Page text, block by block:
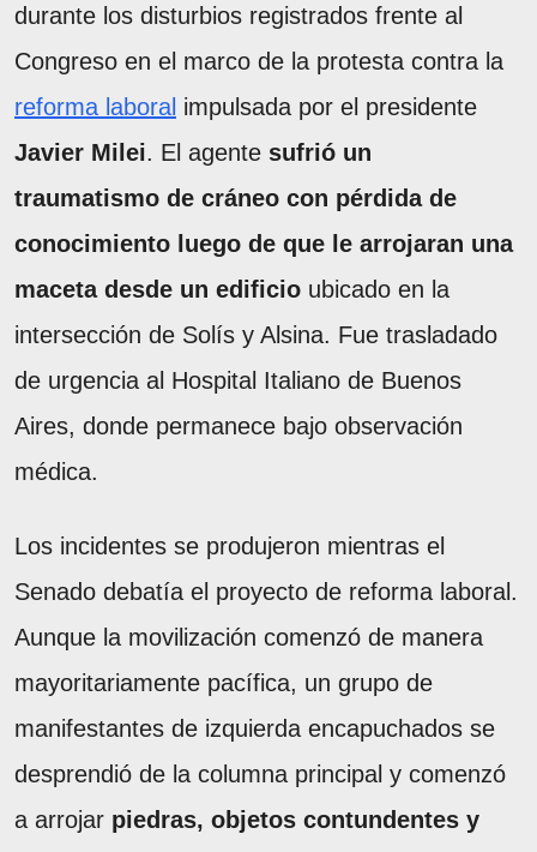
durante los disturbios registrados frente al
Congreso en el marco de la protesta contra la
reforma laboral impulsada por el presidente
Javier Milei. El agente sufrió un
traumatismo de cráneo con pérdida de
conocimiento luego de que le arrojaran una
maceta desde un edificio ubicado en la
intersección de Solís y Alsina. Fue trasladado
de urgencia al Hospital Italiano de Buenos
Aires, donde permanece bajo observación
médica.
Los incidentes se produjeron mientras el
Senado debatía el proyecto de reforma laboral.
Aunque la movilización comenzó de manera
mayoritariamente pacífica, un grupo de
manifestantes de izquierda encapuchados se
desprendió de la columna principal y comenzó
a arrojar piedras, objetos contundentes y